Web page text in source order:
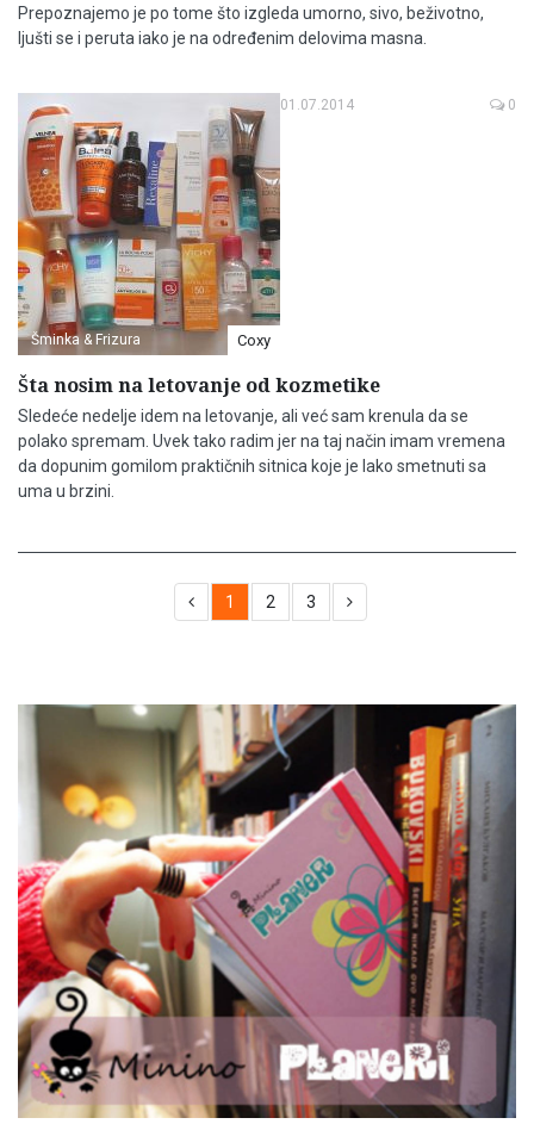
Prepoznajemo je po tome što izgleda umorno, sivo, beživotno,
ljušti se i peruta iako je na određenim delovima masna.
Šminka & Frizura Coxy
01.07.2014 0
Šta nosim na letovanje od kozmetike
Sledeće nedelje idem na letovanje, ali već sam krenula da se
polako spremam. Uvek tako radim jer na taj način imam vremena
da dopunim gomilom praktičnih sitnica koje je lako smetnuti sa
uma u brzini.
1 2 3